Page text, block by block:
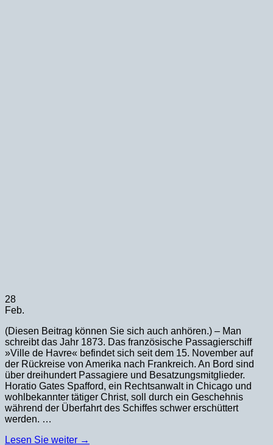
28
Feb.
(Diesen Beitrag können Sie sich auch anhören.) – Man
schreibt das Jahr 1873. Das französische Passagierschiff
»Ville de Havre« befindet sich seit dem 15. November auf
der Rückreise von Amerika nach Frankreich. An Bord sind
über dreihundert Passagiere und Besatzungsmitglieder.
Horatio Gates Spafford, ein Rechtsanwalt in Chicago und
wohlbekannter tätiger Christ, soll durch ein Geschehnis
während der Überfahrt des Schiffes schwer erschüttert
werden. …
Lesen Sie weiter →